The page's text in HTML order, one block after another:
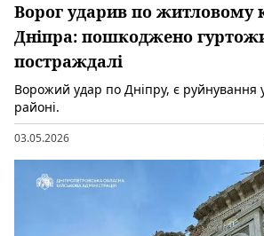
Ворог ударив по житловому
Дніпра: пошкоджено
постраждалі
Ворожий удар по Дніпру, є руйнування
районі.
03.05.2026